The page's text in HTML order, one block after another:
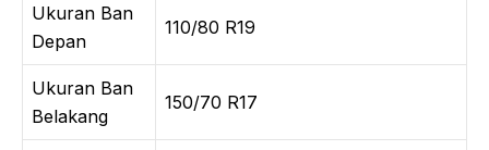
Ukuran Ban
Depan
110/80 R19
Ukuran Ban
Belakang
150/70 R17